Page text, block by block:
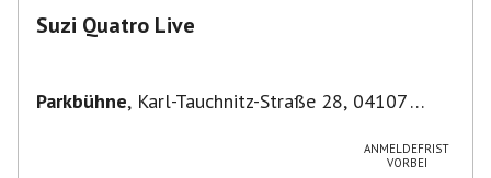
Suzi Quatro Live
Parkbühne, Karl-Tauchnitz-Straße 28, 04107
ANMELDEFRIST
VORBEI